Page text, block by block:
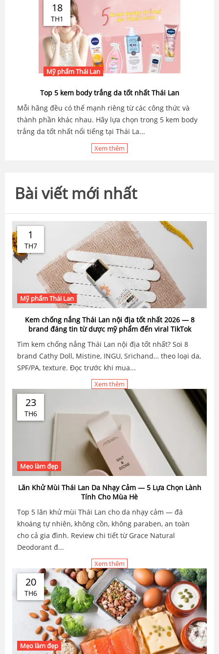
18
TH1
Mỹ phẩm Thái Lan
Top 5 kem body trắng da tốt nhất Thái Lan
Mỗi hãng đều có thế mạnh riêng từ các công thức và
thành phần khác nhau. Hãy lựa chọn trong 5 kem body
trắng da tốt nhất nổi tiếng tại Thái La...
Xem thêm
Bài viết mới nhất
1
TH7
Mỹ phẩm Thái Lan
Kem chống nắng Thái Lan nội địa tốt nhất 2026 — 8
brand đáng tin từ dược mỹ phẩm đến viral TikTok
Tìm kem chống nắng Thái Lan nội địa tốt nhất? Soi 8
brand Cathy Doll, Mistine, INGU, Srichand… theo loại da,
SPF/PA, texture. Đọc trước khi mua...
Xem thêm
23
TH6
Mẹo làm đẹp
Lăn Khử Mùi Thái Lan Da Nhạy Cảm — 5 Lựa Chọn Lành
Tính Cho Mùa Hè
Top 5 lăn khử mùi Thái Lan cho da nhạy cảm — đá
khoáng tự nhiên, không cồn, không paraben, an toàn
cho cả gia đình. Review chi tiết từ Grace Natural
Deodorant đ...
Xem thêm
20
TH6
Mẹo làm đẹp